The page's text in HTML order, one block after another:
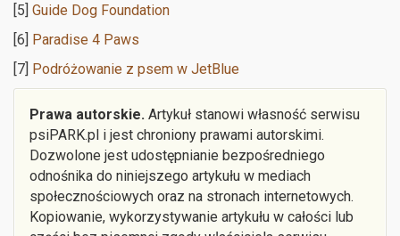
[5] Guide Dog Foundation
[6] Paradise 4 Paws
[7] Podróżowanie z psem w JetBlue
Prawa autorskie. Artykuł stanowi własność serwisu
psiPARK.pl i jest chroniony prawami autorskimi.
Dozwolone jest udostępnianie bezpośredniego
odnośnika do niniejszego artykułu w mediach
społecznościowych oraz na stronach internetowych.
Kopiowanie, wykorzystywanie artykułu w całości lub